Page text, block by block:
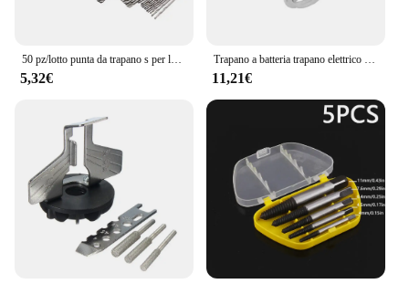
50 pz/lotto punta da trapano s per la lavorazione del legno in metallo HSS acciaio gambo dritto 1-3mm punta elicoidale utensili elettrici all'ingrosso
5,32€
Trapano a batteria trapano elettrico per Manicure Micro utensile rotante penna per intaglio elettrico Mini strumento rotante con accessori Dremel
11,21€